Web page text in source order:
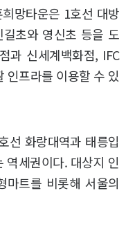
망타운은 1호선 대방
초와 영신초 등을 도
과 신세계백화점, IFC
인프라를 이용할 수 있
선 화랑대역과 태릉입
역세권이다. 대상지 인
마트를 비롯해 서울의